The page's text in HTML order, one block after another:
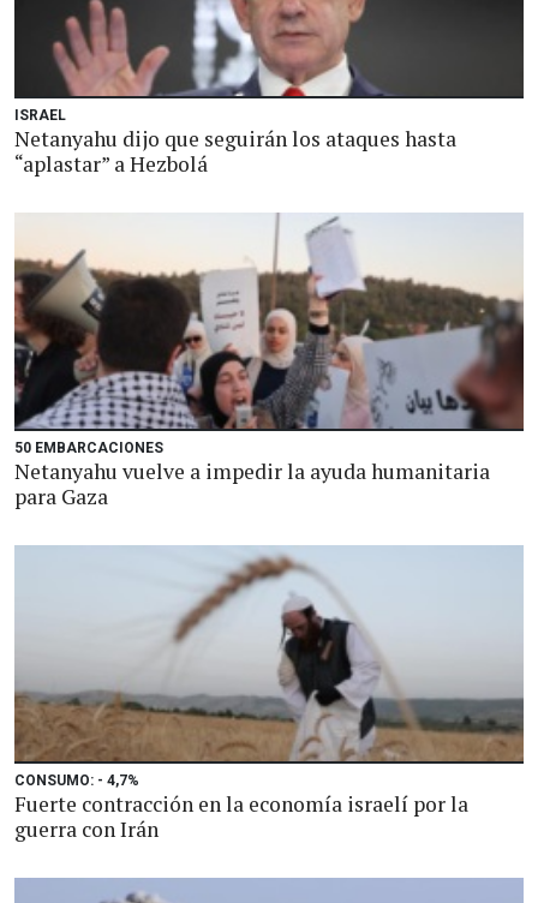
ISRAEL
Netanyahu dijo que seguirán los ataques hasta
“aplastar” a Hezbolá
50 EMBARCACIONES
Netanyahu vuelve a impedir la ayuda humanitaria
para Gaza
CONSUMO: - 4,7%
Fuerte contracción en la economía israelí por la
guerra con Irán